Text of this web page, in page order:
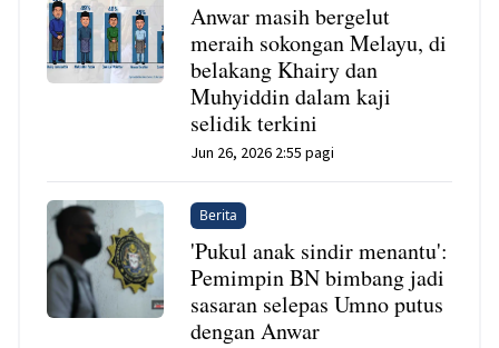
Anwar masih bergelut
meraih sokongan Melayu, di
belakang Khairy dan
Muhyiddin dalam kaji
selidik terkini
Jun 26, 2026 2:55 pagi
Berita
'Pukul anak sindir menantu':
Pemimpin BN bimbang jadi
sasaran selepas Umno putus
dengan Anwar